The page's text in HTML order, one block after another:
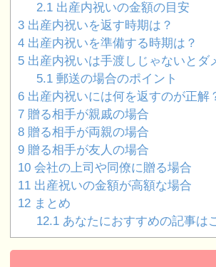
2.1 出産内祝いの金額の目安
3 出産内祝いを返す時期は？
4 出産内祝いを準備する時期は？
5 出産内祝いは手渡しじゃないとダ
5.1 郵送の場合のポイント
6 出産内祝いには何を返すのが正解
7 贈る相手が親戚の場合
8 贈る相手が両親の場合
9 贈る相手が友人の場合
10 会社の上司や同僚に贈る場合
11 出産祝いの金額が高額な場合
12 まとめ
12.1 あなたにおすすめの記事は